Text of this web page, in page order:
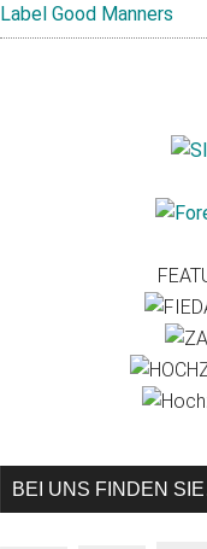
Label Good Manners
BEI UNS FINDEN